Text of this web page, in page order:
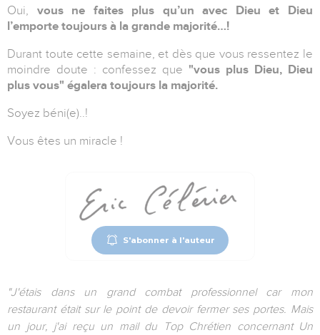
Oui, vous ne faites plus qu’un avec Dieu et Dieu
l’emporte toujours à la grande majorité…!
Durant toute cette semaine, et dès que vous ressentez le
moindre doute : confessez que "vous plus Dieu, Dieu
plus vous" égalera toujours la majorité.
Soyez béni(e)..!
Vous êtes un miracle !
S'abonner à l'auteur
"J'étais dans un grand combat professionnel car mon
restaurant était sur le point de devoir fermer ses portes. Mais
un jour, j'ai reçu un mail du Top Chrétien concernant Un